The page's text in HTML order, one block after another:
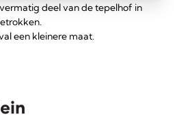
deel van de tepelhof in
een kleinere maat.